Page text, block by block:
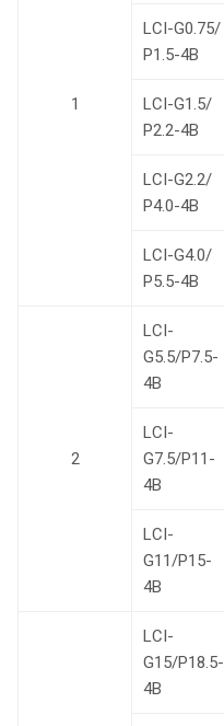
1
LCI-G0.75/
Р1.5-4B
LCI-G1.5/
Р2.2-4B
LCI-G2.2/
Р4.0-4B
LCI-G4.0/
Р5.5-4B
2
LCI-
G5.5/P7.5-
4B
LCI-
G7.5/P11-
4B
LCI-
G11/P15-
4B
LCI-
G15/P18.5-
4B